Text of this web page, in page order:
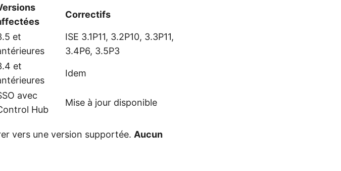
Correctifs
et
ISE 3.1P11, 3.2P10, 3.3P11,
3.4P6, 3.5P3
et
Idem
avec
Hub
Mise à jour disponible
vers une version supportée. Aucun